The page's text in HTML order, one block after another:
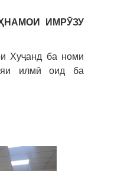
ИМРӮЗУ
Хуҷанд ба номи
илмӣ оид ба